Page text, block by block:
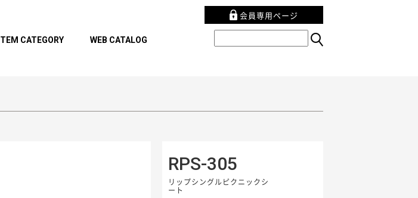
会員専用ページ
ITEM CATEGORY WEB CATALOG
RPS-305
リップシングルピクニックシ
ート